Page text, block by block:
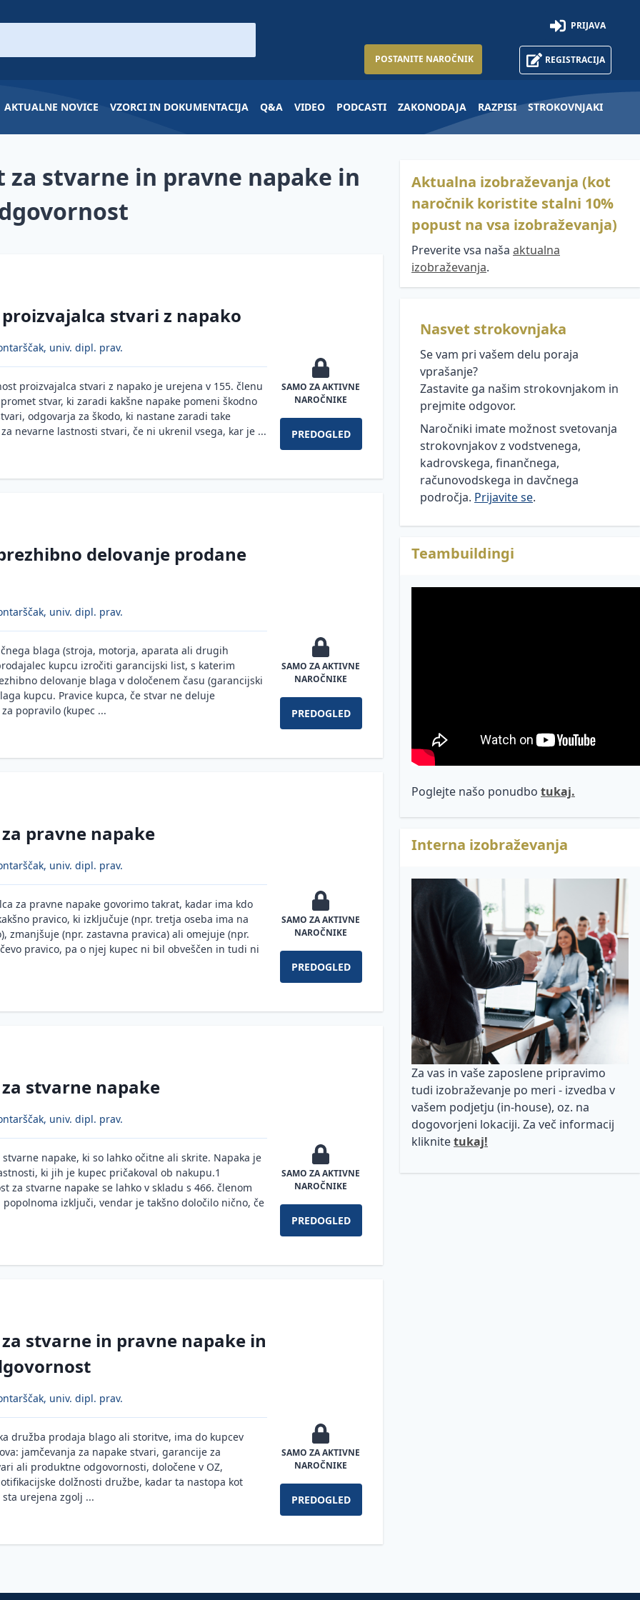
POSTANITE NAROČNIK
PRIJAVA
REGISTRACIJA
AKTUALNE NOVICE VZORCI IN DOKUMENTACIJA Q&A VIDEO PODCASTI ZAKONODAJA RAZPISI STROKOVNJAKI
za stvarne in pravne napake in
stvari z napako
univ. dipl. prav.
proizvajalca stvari z napako je urejena v 155. členu
stvar, ki zaradi kakšne napake pomeni škodno
odgovarja za škodo, ki nastane zaradi take
nevarne lastnosti stvari, če ni ukrenil vsega, kar je ...
SAMO ZA AKTIVNE
NAROČNIKE
PREDOGLED
delovanje prodane
univ. dipl. prav.
blaga (stroja, motorja, aparata ali drugih
kupcu izročiti garancijski list, s katerim
delovanje blaga v določenem času (garancijski
kupcu. Pravice kupca, če stvar ne deluje
popravilo (kupec ...
SAMO ZA AKTIVNE
NAROČNIKE
PREDOGLED
pravne napake
univ. dipl. prav.
za pravne napake govorimo takrat, kadar ima kdo
pravico, ki izključuje (npr. tretja oseba ima na
zmanjšuje (npr. zastavna pravica) ali omejuje (npr.
pravico, pa o njej kupec ni bil obveščen in tudi ni
SAMO ZA AKTIVNE
NAROČNIKE
PREDOGLED
stvarne napake
univ. dipl. prav.
napake, ki so lahko očitne ali skrite. Napaka je
ki jih je kupec pričakoval ob nakupu.1
za stvarne napake se lahko v skladu s 466. členom
izključi, vendar je takšno določilo nično, če
SAMO ZA AKTIVNE
NAROČNIKE
PREDOGLED
stvarne in pravne napake in
univ. dipl. prav.
družba prodaja blago ali storitve, ima do kupcev
jamčevanja za napake stvari, garancije za
ali produktne odgovornosti, določene v OZ,
dolžnosti družbe, kadar ta nastopa kot
urejena zgolj ...
SAMO ZA AKTIVNE
NAROČNIKE
PREDOGLED
Aktualna izobraževanja (kot
naročnik koristite stalni 10%
popust na vsa izobraževanja)
Preverite vsa naša aktualna
izobraževanja.
Nasvet strokovnjaka
Se vam pri vašem delu poraja
vprašanje?
Zastavite ga našim strokovnjakom in
prejmite odgovor.
Naročniki imate možnost svetovanja
strokovnjakov z vodstvenega,
kadrovskega, finančnega,
računovodskega in davčnega
področja. Prijavite se.
Teambuildingi
Poglejte našo ponudbo tukaj.
Interna izobraževanja
Za vas in vaše zaposlene pripravimo
tudi izobraževanje po meri - izvedba v
vašem podjetju (in-house), oz. na
dogovorjeni lokaciji. Za več informacij
kliknitetukaj!